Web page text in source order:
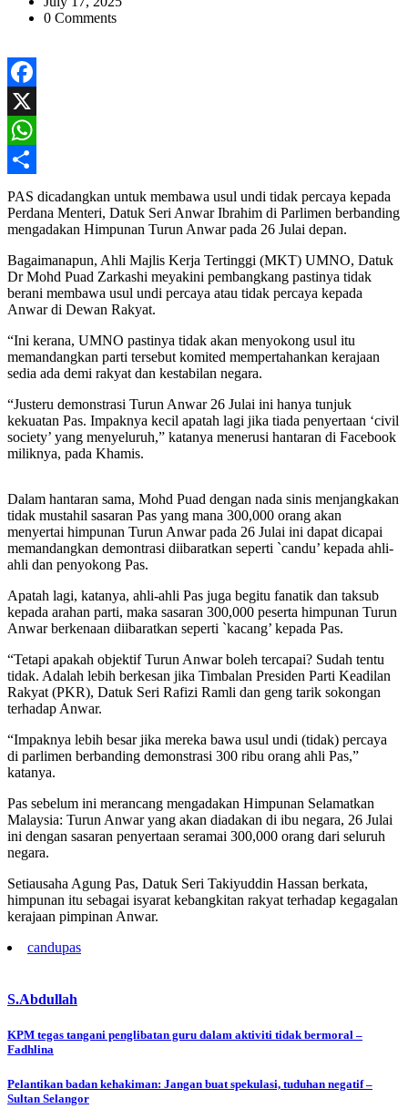
0 Comments
Facebook
X
WhatsApp
Share
PAS dicadangkan untuk membawa usul undi tidak percaya kepada
Perdana Menteri, Datuk Seri Anwar Ibrahim di Parlimen berbanding
mengadakan Himpunan Turun Anwar pada 26 Julai depan.
Bagaimanapun, Ahli Majlis Kerja Tertinggi (MKT) UMNO, Datuk
Dr Mohd Puad Zarkashi meyakini pembangkang pastinya tidak
berani membawa usul undi percaya atau tidak percaya kepada
Anwar di Dewan Rakyat.
“Ini kerana, UMNO pastinya tidak akan menyokong usul itu
memandangkan parti tersebut komited mempertahankan kerajaan
sedia ada demi rakyat dan kestabilan negara.
“Justeru demonstrasi Turun Anwar 26 Julai ini hanya tunjuk
kekuatan Pas. Impaknya kecil apatah lagi jika tiada penyertaan ‘civil
society’ yang menyeluruh,” katanya menerusi hantaran di Facebook
miliknya, pada Khamis.
Dalam hantaran sama, Mohd Puad dengan nada sinis menjangkakan
tidak mustahil sasaran Pas yang mana 300,000 orang akan
menyertai himpunan Turun Anwar pada 26 Julai ini dapat dicapai
memandangkan demontrasi diibaratkan seperti `candu’ kepada ahli-
ahli dan penyokong Pas.
Apatah lagi, katanya, ahli-ahli Pas juga begitu fanatik dan taksub
kepada arahan parti, maka sasaran 300,000 peserta himpunan Turun
Anwar berkenaan diibaratkan seperti `kacang’ kepada Pas.
“Tetapi apakah objektif Turun Anwar boleh tercapai? Sudah tentu
tidak. Adalah lebih berkesan jika Timbalan Presiden Parti Keadilan
Rakyat (PKR), Datuk Seri Rafizi Ramli dan geng tarik sokongan
terhadap Anwar.
“Impaknya lebih besar jika mereka bawa usul undi (tidak) percaya
di parlimen berbanding demonstrasi 300 ribu orang ahli Pas,”
katanya.
Pas sebelum ini merancang mengadakan Himpunan Selamatkan
Malaysia: Turun Anwar yang akan diadakan di ibu negara, 26 Julai
ini dengan sasaran penyertaan seramai 300,000 orang dari seluruh
negara.
Setiausaha Agung Pas, Datuk Seri Takiyuddin Hassan berkata,
himpunan itu sebagai isyarat kebangkitan rakyat terhadap kegagalan
kerajaan pimpinan Anwar.
candupas
S.Abdullah
Post
navigation
KPM tegas tangani penglibatan guru dalam aktiviti tidak bermoral –
Fadhlina
Pelantikan badan kehakiman: Jangan buat spekulasi, tuduhan negatif –
Sultan Selangor